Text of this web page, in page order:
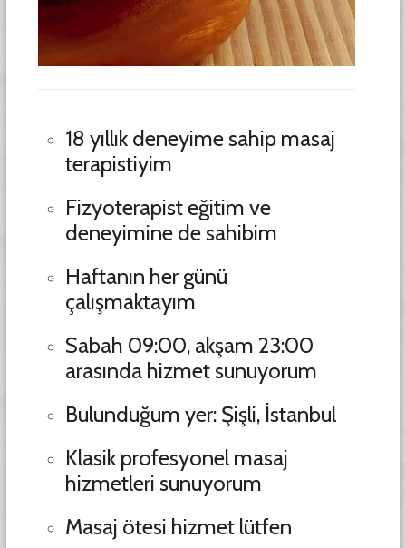
18 yıllık deneyime sahip masaj
terapistiyim
Fizyoterapist eğitim ve
deneyimine de sahibim
Haftanın her günü
çalışmaktayım
Sabah 09:00, akşam 23:00
arasında hizmet sunuyorum
Bulunduğum yer: Şişli, İstanbul
Klasik profesyonel masaj
hizmetleri sunuyorum
Masaj ötesi hizmet lütfen